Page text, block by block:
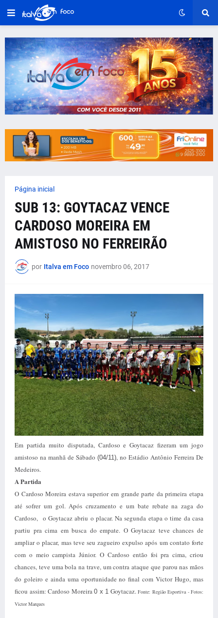
Página inicial
SUB 13: GOYTACAZ VENCE
CARDOSO MOREIRA EM
AMISTOSO NO FERREIRÃO
por Italva em Foco novembro 06, 2017
Em partida muito disputada, Cardoso e Goytacaz fizeram um jogo
amistoso na manhã de Sábado (04/11), no Estádio Antônio Ferreira De
Medeiros.
A Partida
O Cardoso Moreira estava superior em grande parte da primeira etapa
até sofrer um gol. Após cruzamento e um bate rebate na zaga do
Cardoso, o Goytacaz abriu o placar. Na segunda etapa o time da casa
partiu pra cima em busca do empate. O Goytacaz teve chances de
ampliar o placar, mas teve seu zagueiro expulso após um contato forte
com o meio campista Júnior. O Cardoso então foi pra cima, criou
chances, teve uma bola na trave, um contra ataque que parou nas mãos
do goleiro e ainda uma oportunidade no final com Victor Hugo, mas
ficou assim: Cardoso Moreira 0 x 1 Goytacaz. Fonte: Região Esportiva - Fotos:
Victor Marques